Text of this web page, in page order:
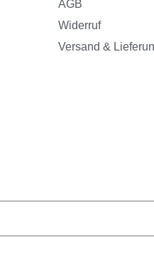
AGB
Widerruf
Versand &